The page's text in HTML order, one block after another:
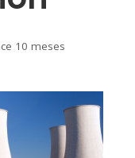
10 meses